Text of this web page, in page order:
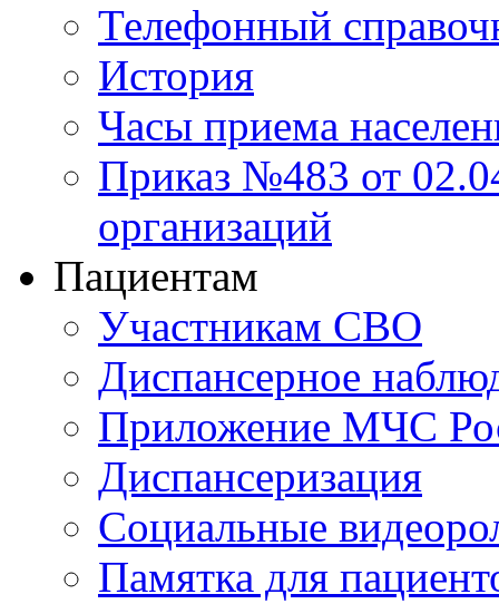
Телефонный
История
Часы приема
Приказ №483 от
организаций
Пациентам
Участникам СВО
Диспансерное
Приложение МЧС
Диспансеризация
Социальные
Памятка для